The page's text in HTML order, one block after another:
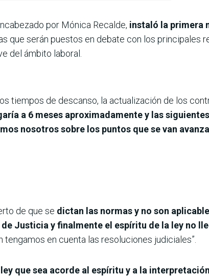
por Mónica Recalde, instaló la primera
que serán puestos en debate con los principales
del ámbito laboral.
tiempos de descanso, la actualización de los
a 6 meses aproximadamente y las
nosotros sobre los puntos que se van
de que se dictan las normas y no son
Justicia y finalmente el espíritu de la ley no
en cuenta las resoluciones judiciales”.
que sea acorde al espíritu y a la